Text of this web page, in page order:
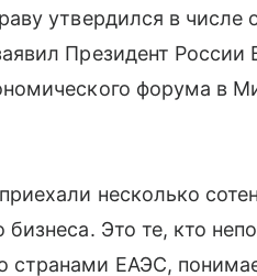
утвердился в числе
Президент
форума в
несколько
Это те, кто
странами ЕАЭС,